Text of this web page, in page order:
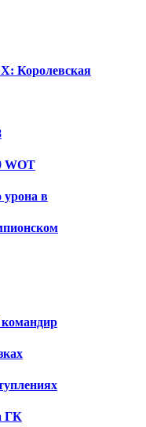
Королевская
WOT
урона в
ГК